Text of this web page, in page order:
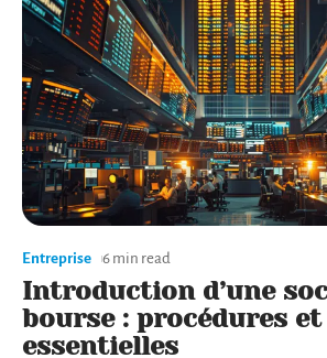
Entreprise 6 min read
Introduction d’une
bourse : procédures
essentielles